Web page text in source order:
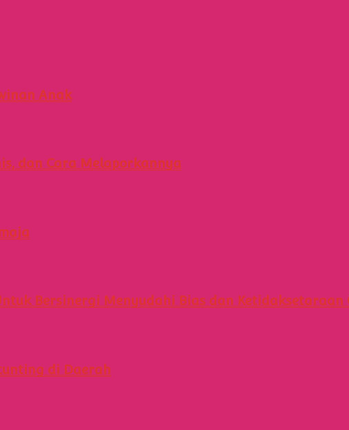
Anak
dan Cara Melaporkannya
Bersinergi Menyudahi Bias dan Ketidaksetaraan
di Daerah